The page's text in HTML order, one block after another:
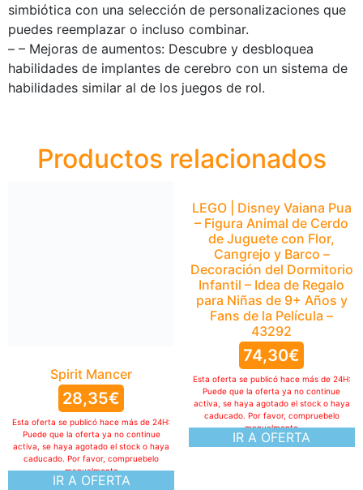
simbiótica con una selección de personalizaciones que
puedes reemplazar o incluso combinar.
– – Mejoras de aumentos: Descubre y desbloquea
habilidades de implantes de cerebro con un sistema de
habilidades similar al de los juegos de rol.
Productos relacionados
Spirit Mancer
28,35€
IR A OFERTA
Esta oferta se publicó hace más de 24H:
Puede que la oferta ya no continue
activa, se haya agotado el stock o haya
caducado. Por favor, compruebelo
manualmente
LEGO | Disney Vaiana Pua
– Figura Animal de Cerdo
de Juguete con Flor,
Cangrejo y Barco –
Decoración del Dormitorio
Infantil – Idea de Regalo
para Niñas de 9+ Años y
Fans de la Película –
43292
74,30€
IR A OFERTA
Esta oferta se publicó hace más de 24H:
Puede que la oferta ya no continue
activa, se haya agotado el stock o haya
caducado. Por favor, compruebelo
manualmente